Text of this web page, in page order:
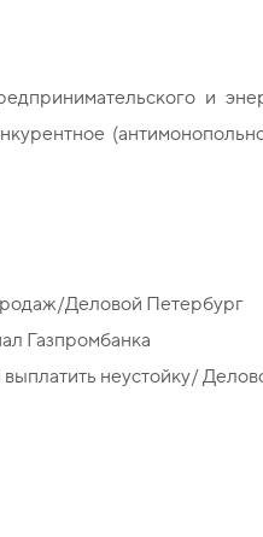
и
Деловой Петербург
Газпромбанка
неустойку/